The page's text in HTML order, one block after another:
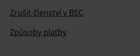
Zrušit členství v BSC
Způsoby platby